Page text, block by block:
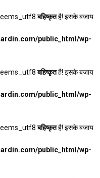
बहिष्कृतहै! इसके बजाय
public_html/wp-
बहिष्कृतहै! इसके बजाय
public_html/wp-
बहिष्कृतहै! इसके बजाय
public_html/wp-